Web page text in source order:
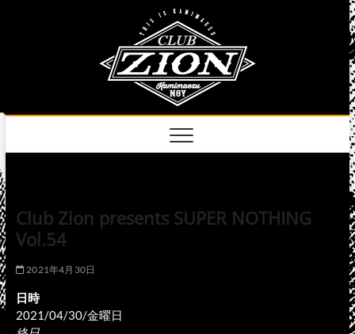
Club Zion presents SUPER NOTHING
Vol.54
2021年4月30日
日時
2021/04/30/金曜日